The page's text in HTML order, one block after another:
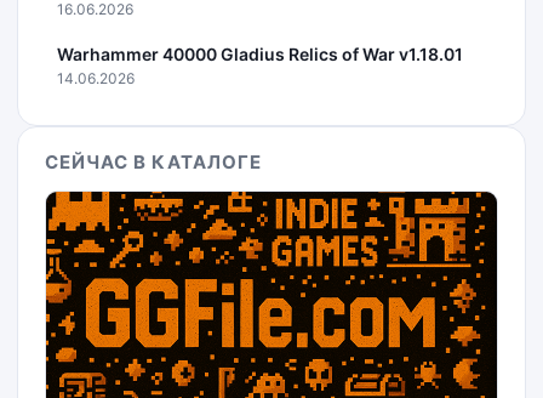
16.06.2026
Warhammer 40000 Gladius Relics of War v1.18.01
14.06.2026
СЕЙЧАС В КАТАЛОГЕ